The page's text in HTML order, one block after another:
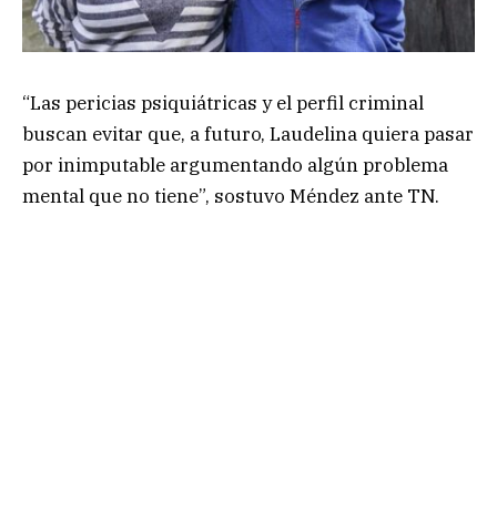
“Las pericias psiquiátricas y el perfil criminal
buscan evitar que, a futuro, Laudelina quiera pasar
por inimputable argumentando algún problema
mental que no tiene”, sostuvo Méndez ante TN.